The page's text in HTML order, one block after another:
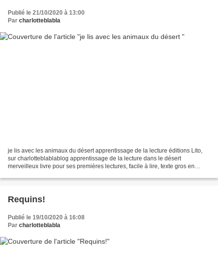
Publié le 21/10/2020 à 13:00
Par charlotteblabla
je lis avec les animaux du désert apprentissage de la lecture éditions Lito,
sur charlotteblablablog apprentissage de la lecture dans le désert
merveilleux livre pour ses premières lectures, facile à lire, texte gros en
Requins!
Publié le 19/10/2020 à 16:08
Par charlotteblabla